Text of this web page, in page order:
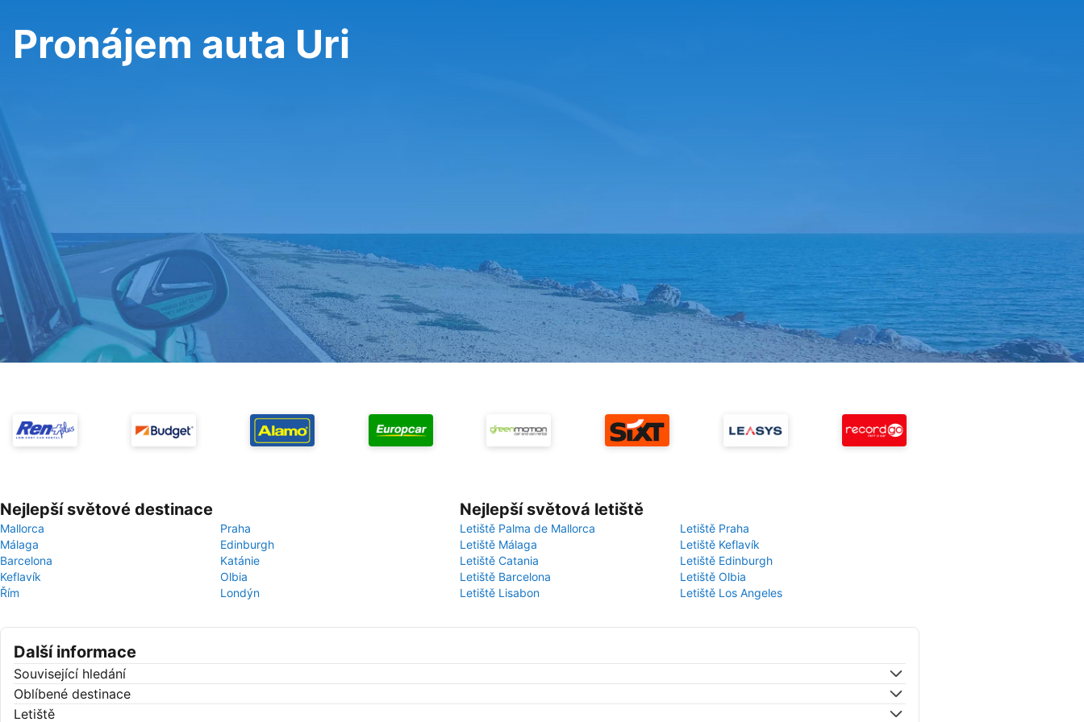
Pronájem auta Uri
Nejlepší světové destinace
Mallorca
Praha
Málaga
Edinburgh
Barcelona
Katánie
Keflavík
Olbia
Řím
Londýn
Nejlepší světová letiště
Letiště Palma de Mallorca
Letiště Praha
Letiště Málaga
Letiště Keflavík
Letiště Catania
Letiště Edinburgh
Letiště Barcelona
Letiště Olbia
Letiště Lisabon
Letiště Los Angeles
Další informace
Související hledání
Oblíbené destinace
Letiště